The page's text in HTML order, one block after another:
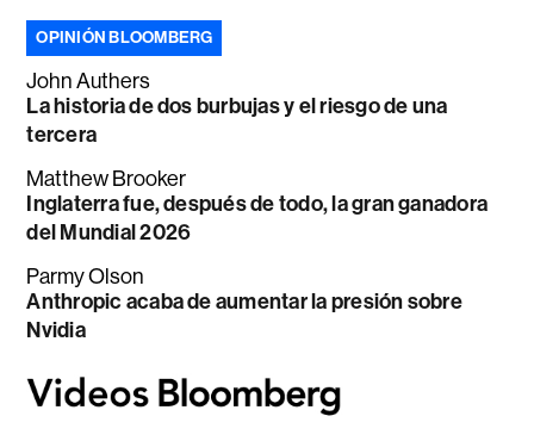
OPINIÓN BLOOMBERG
John Authers
La historia de dos burbujas y el riesgo de una
tercera
Matthew Brooker
Inglaterra fue, después de todo, la gran ganadora
del Mundial 2026
Parmy Olson
Anthropic acaba de aumentar la presión sobre
Nvidia